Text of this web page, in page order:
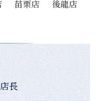
苗栗店 後龍店
長